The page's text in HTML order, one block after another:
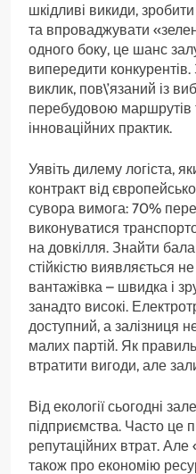
шкідливі викиди,
та впроваджувати
одного боку, це шанс
випередити
виклик, пов\’язаний із
перебудовою
інноваційних практик.
Уявіть дилему логіста,
контракт від
сувора вимога: 70%
виконуватися
на довкілля. Знайти
стійкістю виявляється
вантажівка – швидка і
занадто високі.
доступний, а залізниця
малих партій. Як
втратити вигоди, але
Від екології сьогодні
підприємства. Часто це
репутаційних втрат. Але
також про економію